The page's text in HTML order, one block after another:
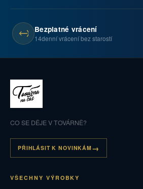
Bezplatné vrácení
14denní vrácení bez starostí
CO SE DĚJE V TOVÁRNĚ?
PŘIHLÁSIT K NOVINKÁM
VŠECHNY VÝROBKY